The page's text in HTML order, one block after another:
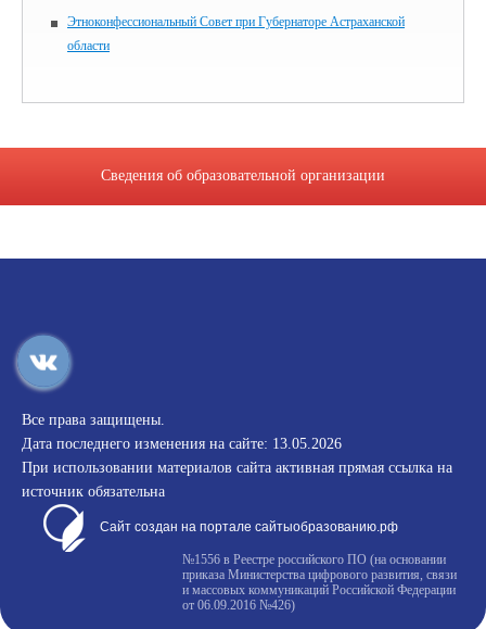
Этноконфессиональный Совет при Губернаторе Астраханской
области
Сведения об образовательной организации
Все права защищены.
Дата последнего изменения на сайте: 13.05.2026
При использовании материалов сайта активная прямая ссылка на
источник обязательна
Сайт создан на портале сайтыобразованию.рф
№1556 в Реестре российского ПО (на основании
приказа Министерства цифрового развития, связи
и массовых коммуникаций Российской Федерации
от 06.09.2016 №426)